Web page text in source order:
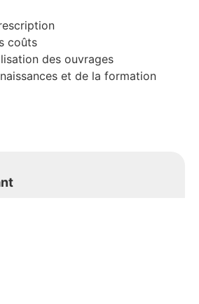
coûts
des ouvrages
et de la formation